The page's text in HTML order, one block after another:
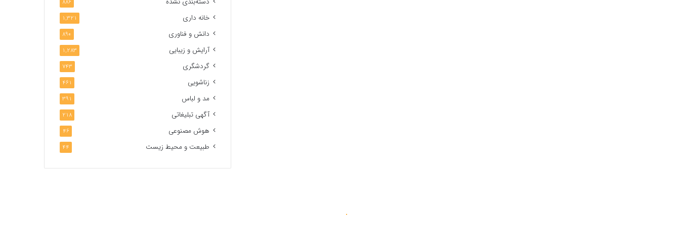
886
خانه داری 1,321
دانش و فناوری 890
آرایش و زیبایی 1,283
گردشگری 743
زناشویی 461
مد و لباس 391
آگهی تبلیغاتی 218
هوش مصنوعی 46
طبیعت و محیط زیست 44